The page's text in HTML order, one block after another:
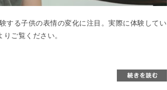
する子供の表情の変化に注目。実際に体験してい
ご覧ください。